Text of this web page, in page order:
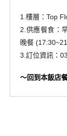
1.樓層：Top
2.供應餐食：
晚餐
3.訂位資訊：
～回到本飯店